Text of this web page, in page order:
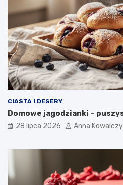
CIASTA I DESERY
Domowe jagodzianki –
28 lipca 2026 Anna